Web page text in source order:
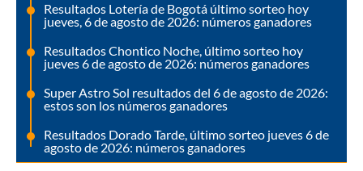
Resultados Lotería de Bogotá último sorteo hoy
jueves, 6 de agosto de 2026: números ganadores
Resultados Chontico Noche, último sorteo hoy
jueves 6 de agosto de 2026: números ganadores
Super Astro Sol resultados del 6 de agosto de 2026:
estos son los números ganadores
Resultados Dorado Tarde, último sorteo jueves 6 de
agosto de 2026: números ganadores